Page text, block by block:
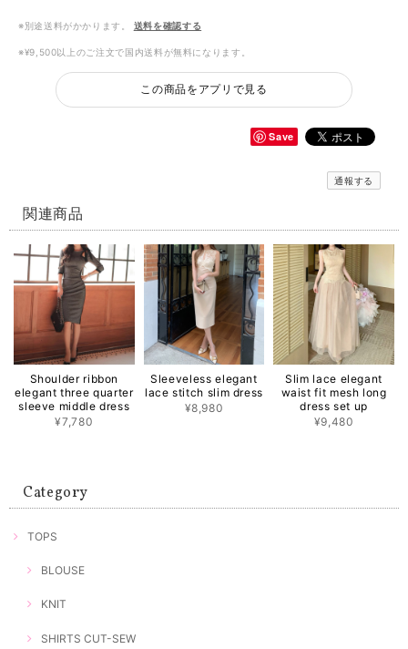
※別途送料がかかります。 送料を確認する
※¥9,500以上のご注文で国内送料が無料になります。
この商品をアプリで見る
Save
通報する
関連商品
Shoulder ribbon
elegant three quarter
sleeve middle dress
¥7,780
Sleeveless elegant
lace stitch slim dress
¥8,980
Slim lace elegant
waist fit mesh long
dress set up
¥9,480
Category
TOPS
BLOUSE
KNIT
SHIRTS CUT-SEW